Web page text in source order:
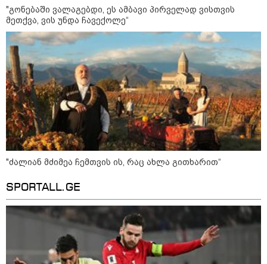
კატეგორიები
"გონებაში ვალაგებდი, ეს ამბავი პირველად ვისთვის
მეთქვა, ვის უნდა ჩავექოლე“
"ძალიან მძიმეა ჩემთვის ის, რაც ახლა გითხარით“
SPORTALL.GE